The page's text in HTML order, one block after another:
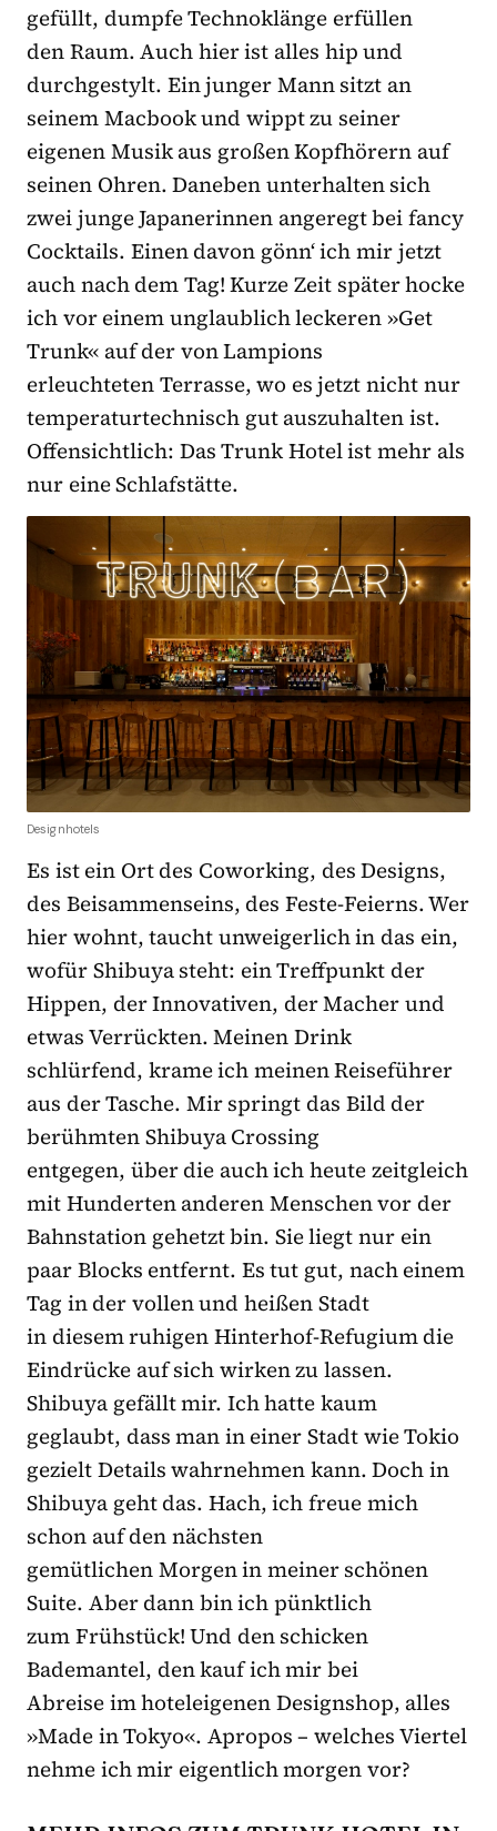
gefüllt, dumpfe Technoklänge erfüllen
den Raum. Auch hier ist alles hip und
durchgestylt. Ein junger Mann sitzt an
seinem Macbook und wippt zu seiner
eigenen Musik aus großen Kopfhörern auf
seinen Ohren. Daneben unterhalten sich
zwei junge Japanerinnen angeregt bei fancy
Cocktails. Einen davon gönn‘ ich mir jetzt
auch nach dem Tag! Kurze Zeit später hocke
ich vor einem unglaublich leckeren »Get
Trunk« auf der von Lampions
erleuchteten Terrasse, wo es jetzt nicht nur
temperaturtechnisch gut auszuhalten ist.
Offensichtlich: Das Trunk Hotel ist mehr als
nur eine Schlafstätte.
Designhotels
Es ist ein Ort des Coworking, des Designs,
des Beisammenseins, des Feste-Feierns. Wer
hier wohnt, taucht unweigerlich in das ein,
wofür Shibuya steht: ein Treffpunkt der
Hippen, der Innovativen, der Macher und
etwas Verrückten. Meinen Drink
schlürfend, krame ich meinen Reiseführer
aus der Tasche. Mir springt das Bild der
berühmten Shibuya Crossing
entgegen, über die auch ich heute zeitgleich
mit Hunderten anderen Menschen vor der
Bahnstation gehetzt bin. Sie liegt nur ein
paar Blocks entfernt. Es tut gut, nach einem
Tag in der vollen und heißen Stadt
in diesem ruhigen Hinterhof-Refugium die
Eindrücke auf sich wirken zu lassen.
Shibuya gefällt mir. Ich hatte kaum
geglaubt, dass man in einer Stadt wie Tokio
gezielt Details wahrnehmen kann. Doch in
Shibuya geht das. Hach, ich freue mich
schon auf den nächsten
gemütlichen Morgen in meiner schönen
Suite. Aber dann bin ich pünktlich
zum Frühstück! Und den schicken
Bademantel, den kauf ich mir bei
Abreise im hoteleigenen Designshop, alles
»Made in Tokyo«. Apropos – welches Viertel
nehme ich mir eigentlich morgen vor?